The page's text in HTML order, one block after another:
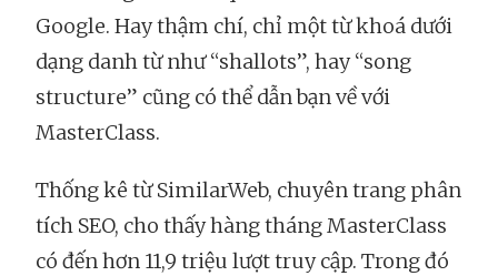
Google. Hay thậm chí, chỉ một từ khoá dưới
dạng danh từ như “shallots”, hay “song
structure” cũng có thể dẫn bạn về với
MasterClass.
Thống kê từ SimilarWeb, chuyên trang phân
tích SEO, cho thấy hàng tháng MasterClass
có đến hơn 11,9 triệu lượt truy cập. Trong đó